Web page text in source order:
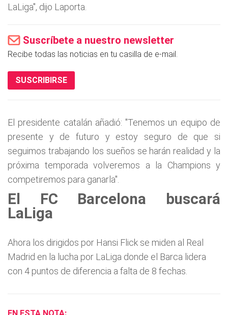
LaLiga", dijo Laporta.
Suscríbete a nuestro newsletter
Recibe todas las noticias en tu casilla de e-mail.
SUSCRIBIRSE
El presidente catalán añadió: "Tenemos un equipo de
presente y de futuro y estoy seguro de que si
seguimos trabajando los sueños se harán realidad y la
próxima temporada volveremos a la Champions y
competiremos para ganarla".
El FC Barcelona buscará
LaLiga
Ahora los dirigidos por Hansi Flick se miden al Real
Madrid en la lucha por LaLiga donde el Barca lidera
con 4 puntos de diferencia a falta de 8 fechas.